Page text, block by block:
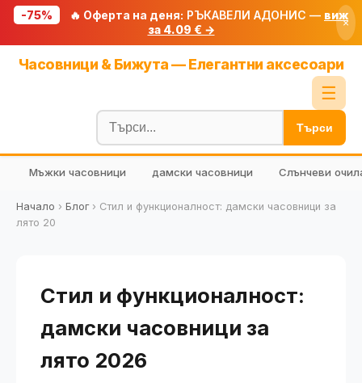
-75% 🔥 Оферта на деня: РЪКАВЕЛИ АДОНИС — виж
за 4.09 € →
×
Часовници & Бижута — Елегантни аксесоари
☰
Блог
🧮 Калкулатори
🔍 Намери продукт
🎁 Подарък
Търси
Мъжки часовници дамски часовници Слънчеви
Начало › Блог› Стил и функционалност: дамски часовници за
лято 20
Стил и функционалност:
дамски часовници за
лято 2026